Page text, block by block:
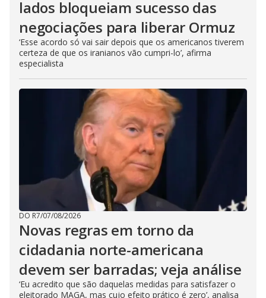
lados bloqueiam sucesso das
negociações para liberar Ormuz
‘Esse acordo só vai sair depois que os americanos tiverem
certeza de que os iranianos vão cumpri-lo’, afirma
especialista
DO R7/07/08/2026
Novas regras em torno da
cidadania norte-americana
devem ser barradas; veja análise
‘Eu acredito que são daquelas medidas para satisfazer o
eleitorado MAGA, mas cujo efeito prático é zero’, analisa